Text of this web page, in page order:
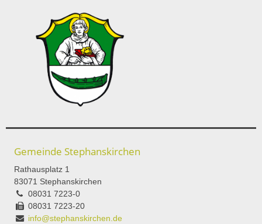
Gemeinde Stephanskirchen
Rathausplatz 1
83071 Stephanskirchen
08031 7223-0
08031 7223-20
info@stephanskirchen.de